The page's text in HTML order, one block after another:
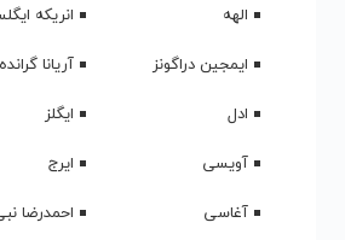
الهه
انریکه
ایمجین دراگونز
آریانا گرانده
ادل
ایگلز
آویسی
ایرج
آغاسی
احمدرضا